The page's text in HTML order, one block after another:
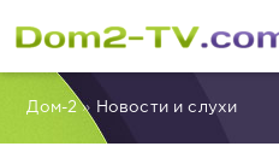
Дом-2» Новости и слухи